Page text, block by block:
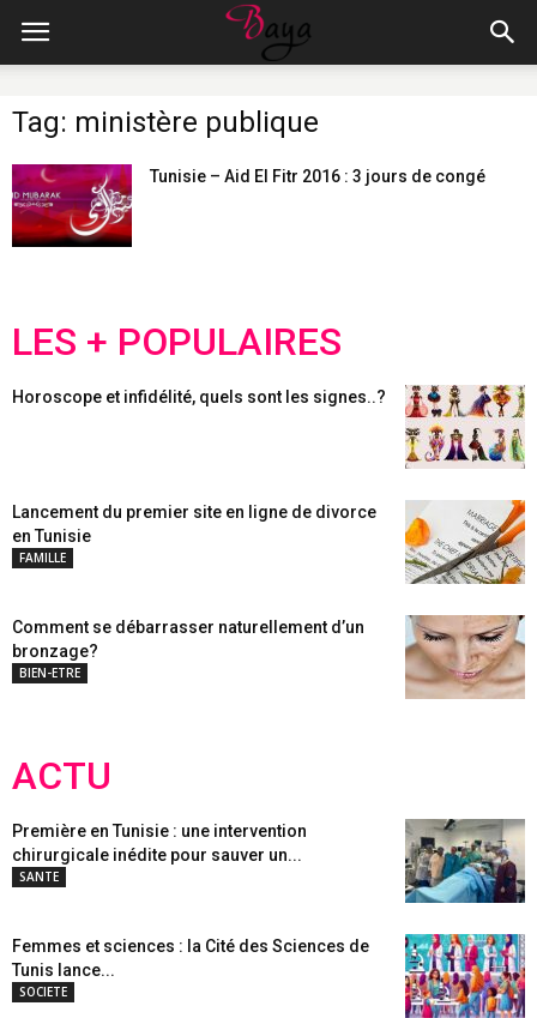
Tag: ministère publique
Tunisie – Aid El Fitr 2016 : 3 jours de congé
LES + POPULAIRES
Horoscope et infidélité, quels sont les signes..?
Lancement du premier site en ligne de divorce
en Tunisie
FAMILLE
Comment se débarrasser naturellement d’un
bronzage?
BIEN-ETRE
ACTU
Première en Tunisie : une intervention
chirurgicale inédite pour sauver un...
SANTE
Femmes et sciences : la Cité des Sciences de
Tunis lance...
SOCIETE